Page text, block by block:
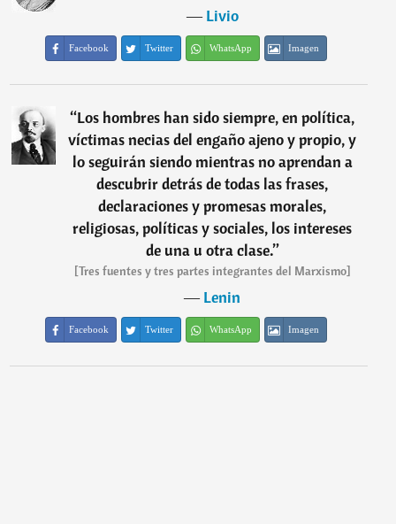
―Livio
Facebook Twitter WhatsApp Imagen
“Los hombres han sido siempre, en política,
víctimas necias del engaño ajeno y propio, y
lo seguirán siendo mientras no aprendan a
descubrir detrás de todas las frases,
declaraciones y promesas morales,
religiosas, políticas y sociales, los intereses
de una u otra clase.”
[Tres fuentes y tres partes integrantes del Marxismo]
―Lenin
Facebook Twitter WhatsApp Imagen